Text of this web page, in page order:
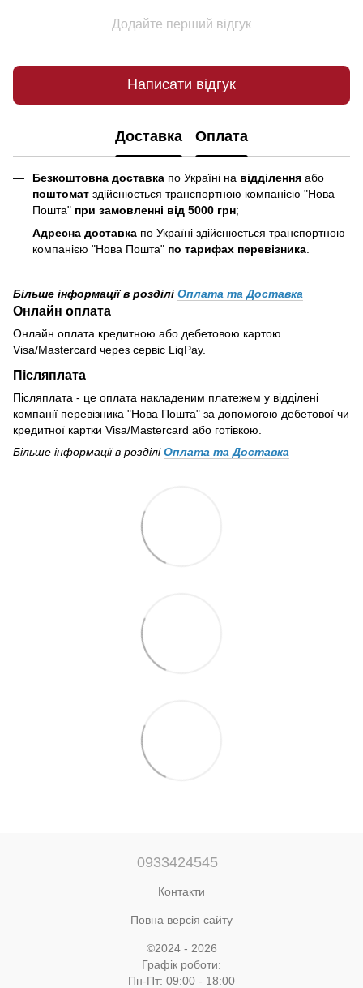
Додайте перший відгук
Написати відгук
Доставка Оплата
Безкоштовна доставка по Україні на відділення або
поштомат здійснюється транспортною компанією "Нова
Пошта" при замовленні від 5000 грн;
Адресна доставка по Україні здійснюється транспортною
компанією "Нова Пошта" по тарифах перевізника
Більше інформації в розділі Оплата та Доставка
Онлайн оплата
Онлайн оплата кредитною або дебетовою картою
Visa/Mastercard через сервіс LiqPay.
Післяплата
Післяплата - це оплата накладеним платежем у відділені
компанії перевізника "Нова Пошта" за допомогою дебетової чи
кредитної картки Visa/Mastercard або готівкою.
Більше інформації в розділіОплата та Доставка
0933424545
Контакти
Повна версія сайту
©2024 - 2026
Графік роботи:
Пн-Пт: 09:00 - 18:00